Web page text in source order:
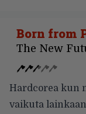
Born from
The New
Hardcorea kun
vaikuta